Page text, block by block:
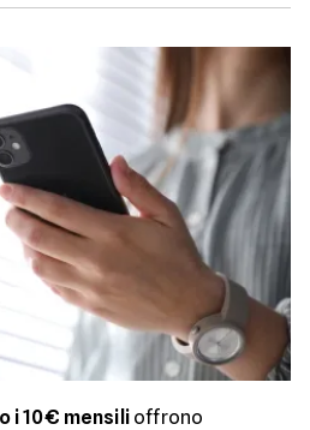
i 10€ mensilioffrono